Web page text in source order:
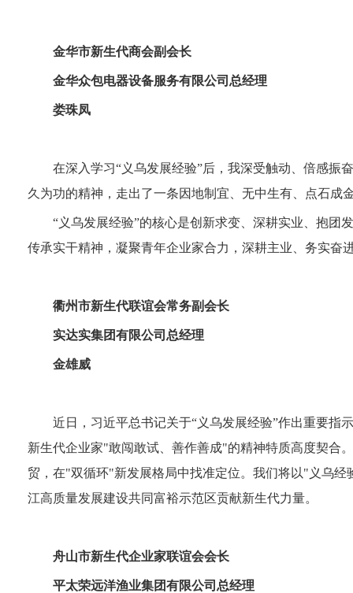
金华市新生代商会副会长
金华众包电器设备服务有限公司总经理
娄珠凤
在深入学习“义乌发展经验”后，我深受触动、倍感振
久为功的精神，走出了一条因地制宜、无中生有、点石成
“义乌发展经验”的核心是创新求变、深耕实业、抱团
传承实干精神，凝聚青年企业家合力，深耕主业、务实奋
衢州市新生代联谊会常务副会长
实达实集团有限公司总经理
金雄威
近日，习近平总书记关于“义乌发展经验”作出重要
新生代企业家"敢闯敢试、善作善成"的精神特质高度契合
贸，在"双循环"新发展格局中找准定位。我们将以"义乌
江高质量发展建设共同富裕示范区贡献新生代力量。
舟山市新生代企业家联谊会会长
平太荣远洋渔业集团有限公司总经理